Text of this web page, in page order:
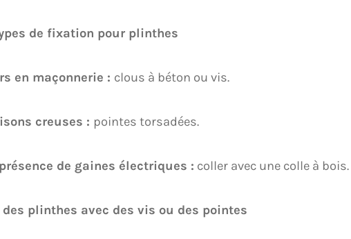
de fixation pour plinthes
en maçonnerie : clous à béton ou vis.
creuses : pointes torsadées.
de gaines électriques : coller avec une colle à bois.
des plinthes avec des vis ou des pointes